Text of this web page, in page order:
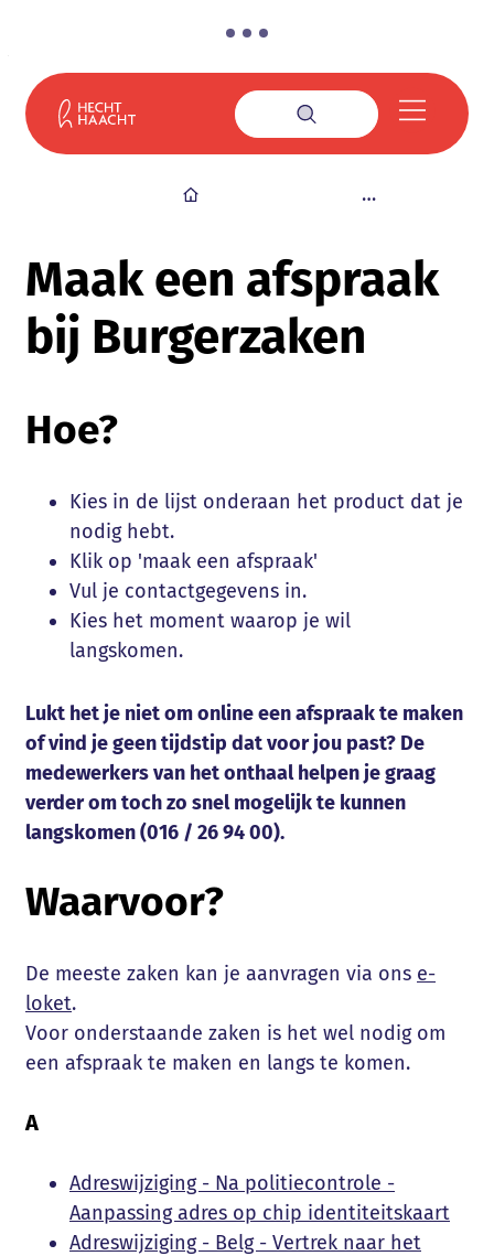
Naar inhoud
Gemeente Haacht
Zoek tonen /Menu
Startpagina
Maak een afspraak
bij Burgerzaken
Hoe?
Kies in de lijst onderaan het product dat je
nodig hebt.
Klik op 'maak een afspraak'
Vul je contactgegevens in.
Kies het moment waarop je wil
langskomen.
Lukt het je niet om online een afspraak te maken
of vind je geen tijdstip dat voor jou past? De
medewerkers van het onthaal helpen je graag
verder om toch zo snel mogelijk te kunnen
langskomen (016 / 26 94 00).
Waarvoor?
De meeste zaken kan je aanvragen via ons e-
loket.
Voor onderstaande zaken is het wel nodig om
een afspraak te maken en langs te komen.
A
Adreswijziging - Na politiecontrole -
Aanpassing adres op chip identiteitskaart
Adreswijziging - Belg - Vertrek naar het